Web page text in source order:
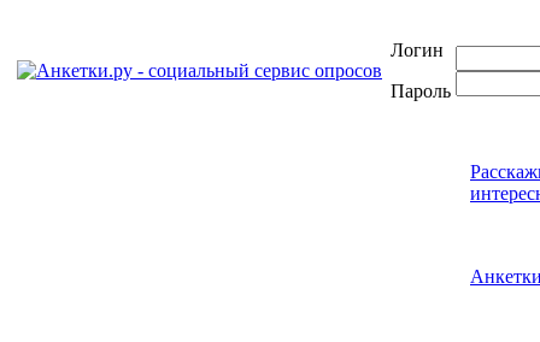
Логин
Пароль